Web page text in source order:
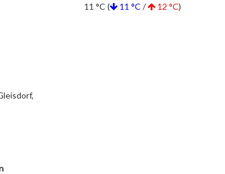
11 °C (
11 °C / 12 °C)